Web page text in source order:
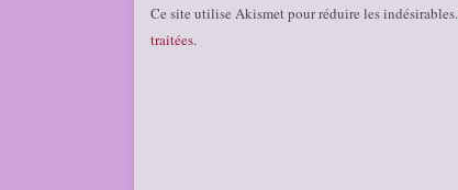
Ce site utilise Akismet pour réduire les indésirables.
traitées.